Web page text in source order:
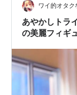
ワイ的オタク
あやかしトラ
の美麗フィギ